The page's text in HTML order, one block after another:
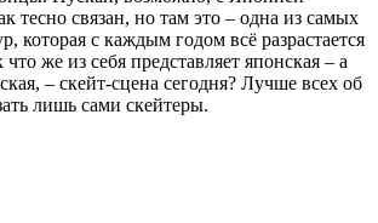
тесно связан, но там это – одна из самых
которая с каждым годом всё разрастается
что же из себя представляет японская – а
– скейт-сцена сегодня? Лучше всех об
лишь сами скейтеры.